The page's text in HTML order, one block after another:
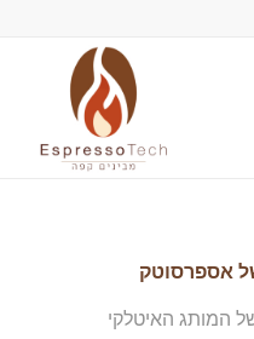
אספרסוטק
המותג האיטלקי